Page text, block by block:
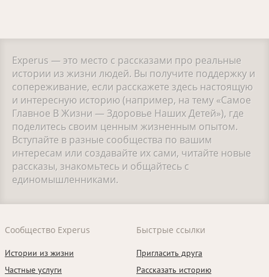
Experus — это место с рассказами про реальные
истории из жизни людей. Вы получите поддержку и
сопереживание, если расскажете здесь настоящую
и интересную историю (например, на тему «Самое
Главное В Жизни — Здоровье Наших Детей»), где
поделитесь своим ценным жизненным опытом.
Вступайте в разные сообщества по вашим
интересам или создавайте их сами, читайте новые
рассказы, знакомьтесь и общайтесь с
единомышленниками.
Сообщество Experus
Истории из жизни
Частные услуги
Быстрые ссылки
Пригласить друга
Рассказать историю